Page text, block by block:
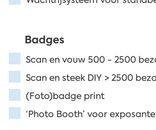
Badges
Scan en vouw 500 - 2500
Scan en steek DIY > 2500
(Foto)badge print
‘Photo Booth’ voor